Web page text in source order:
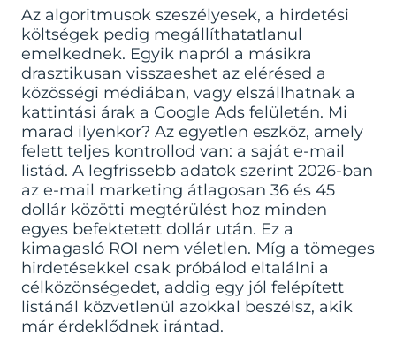
Az algoritmusok szeszélyesek, a hirdetési
költségek pedig megállíthatatlanul
emelkednek. Egyik napról a másikra
drasztikusan visszaeshet az elérésed a
közösségi médiában, vagy elszállhatnak a
kattintási árak a Google Ads felületén. Mi
marad ilyenkor? Az egyetlen eszköz, amely
felett teljes kontrollod van: a saját e-mail
listád. A legfrissebb adatok szerint 2026-ban
az e-mail marketing átlagosan 36 és 45
dollár közötti megtérülést hoz minden
egyes befektetett dollár után. Ez a
kimagasló ROI nem véletlen. Míg a tömeges
hirdetésekkel csak próbálod eltalálni a
célközönségedet, addig egy jól felépített
listánál közvetlenül azokkal beszélsz, akik
már érdeklődnek irántad.